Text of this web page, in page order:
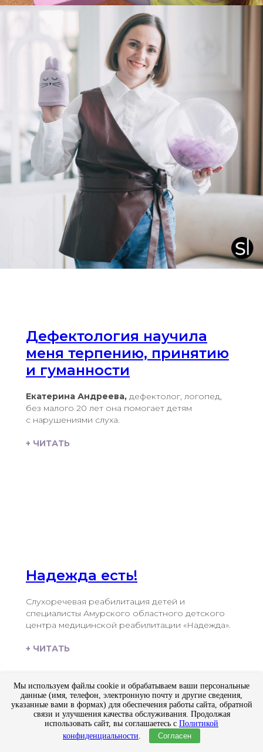
Дефектология научила
меня терпению, принятию
и гуманности
Екатерина Андреева, дефектолог, логопед,
без малого 20 лет она помогает детям
с нарушениями слуха.
+ ЧИТАТЬ
Надежда есть!
Слухоречевая реабилитация детей и
специалисты Амурского областного детского
центра медицинской реабилитации «Надежда».
+ ЧИТАТЬ
Мы используем файлы cookie и обрабатываем ваши персональные
данные (имя, телефон, электронную почту и другие сведения,
указанные вами в формах) для обеспечения работы сайта, обратной
связи и улучшения качества обслуживания. Продолжая
использовать сайт, вы соглашаетесь с Политикой
конфиденциальности. Согласен